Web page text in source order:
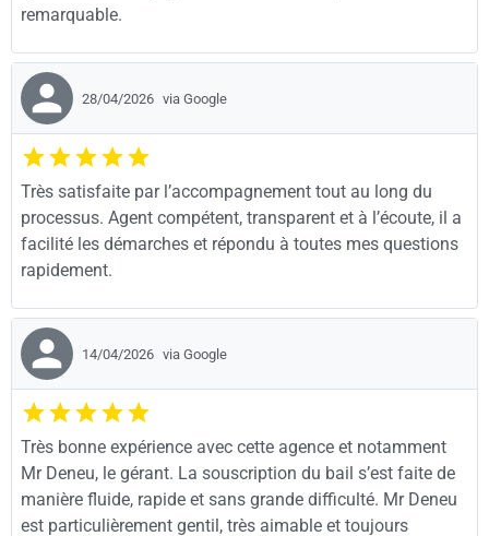
remarquable.
28/04/2026 via Google
Très satisfaite par l’accompagnement tout au long du
processus. Agent compétent, transparent et à l’écoute, il a
facilité les démarches et répondu à toutes mes questions
rapidement.
14/04/2026 via Google
Très bonne expérience avec cette agence et notamment
Mr Deneu, le gérant. La souscription du bail s’est faite de
manière fluide, rapide et sans grande difficulté. Mr Deneu
est particulièrement gentil, très aimable et toujours